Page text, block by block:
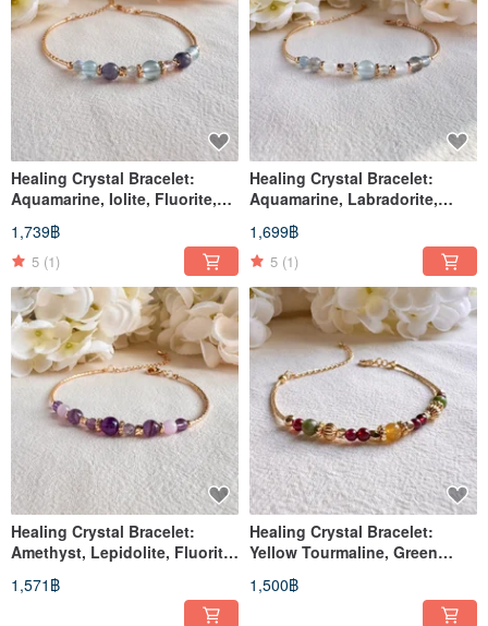
Healing Crystal Bracelet:
Aquamarine, Iolite, Fluorite,
Labradorite, 14k Gold-F
1,739฿
5 (1)
Healing Crystal Bracelet:
Aquamarine, Labradorite,
Moonstone, Blue Fluorite
1,699฿
5 (1)
Healing Crystal Bracelet:
Amethyst, Lepidolite, Fluorite,
14k Gold-Filled
1,571฿
Healing Crystal Bracelet:
Yellow Tourmaline, Green
Tourmaline, Garnet, 14k gold-
1,500฿